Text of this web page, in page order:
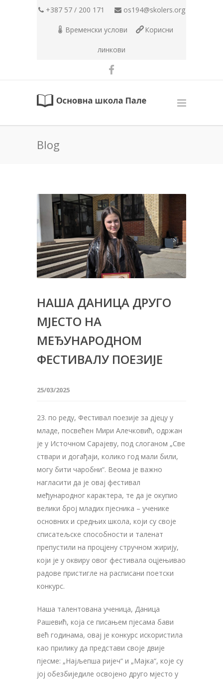
+387 57 / 200 171 os194@skolers.org
Временски услови Корисни
линкови
Blog
НАША ДАНИЦА ДРУГО
МЈЕСТО НА
МЕЂУНАРОДНОМ
ФЕСТИВАЛУ ПОЕЗИЈЕ
25/03/2025
23. по реду, Фестивал поезије за дјецу у
младе, посвећен Мири Алечковић, одржан
је у Источном Сарајеву, под слоганом „Све
ствари и догађаји, колико год мали били,
могу бити чаробни“. Веома је важно
нагласити да је овај фестивал
међународног карактера, те да је окупио
велики број младих пјесника – ученике
основних и средњих школа, који су своје
списатељске способности и таленат
препустили на процјену стручном жирију,
који је у оквиру овог фестивала оцјењивао
радове пристигле на расписани поетски
конкурс.
Наша талентована ученица, Даница
Рашевић, која се писањем пјесама бави
већ годинама, овај је конкурс искористила
као прилику да представи своје двије
пјесме: „Најљепша ријеч“ и „Мајка“, које су
јој обезбиједиле освојено друго мјесто у